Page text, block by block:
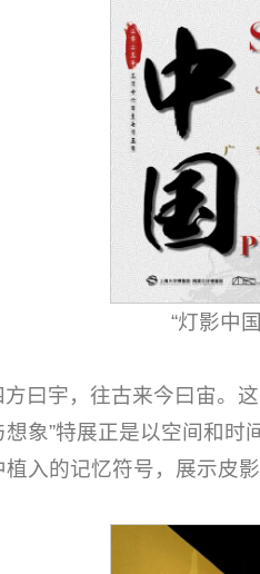
“灯影中
方曰宇，往古来今曰宙。
象”特展正是以空间和时
入的记忆符号，展示皮